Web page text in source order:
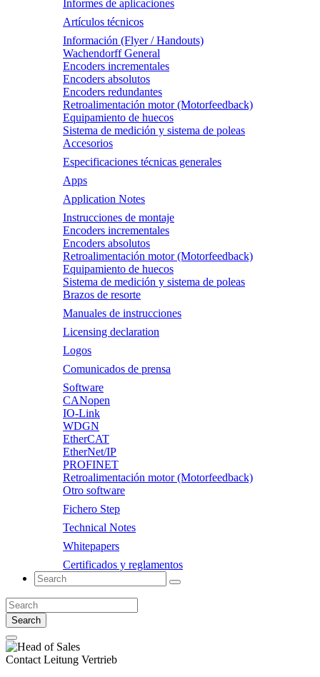
Informes de aplicaciones
Artículos técnicos
Información (Flyer / Handouts)
Wachendorff General
Encoders incrementales
Encoders absolutos
Encoders redundantes
Retroalimentación motor (Motorfeedback)
Equipamiento de huecos
Sistema de medición y sistema de poleas
Accesorios
Especificaciones técnicas generales
Apps
Application Notes
Instrucciones de montaje
Encoders incrementales
Encoders absolutos
Retroalimentación motor (Motorfeedback)
Equipamiento de huecos
Sistema de medición y sistema de poleas
Brazos de resorte
Manuales de instrucciones
Licensing declaration
Logos
Comunicados de prensa
Software
CANopen
IO-Link
WDGN
EtherCAT
EtherNet/IP
PROFINET
Retroalimentación motor (Motorfeedback)
Otro software
Fichero Step
Technical Notes
Whitepapers
Certificados y reglamentos
Search
Contact Leitung Vertrieb